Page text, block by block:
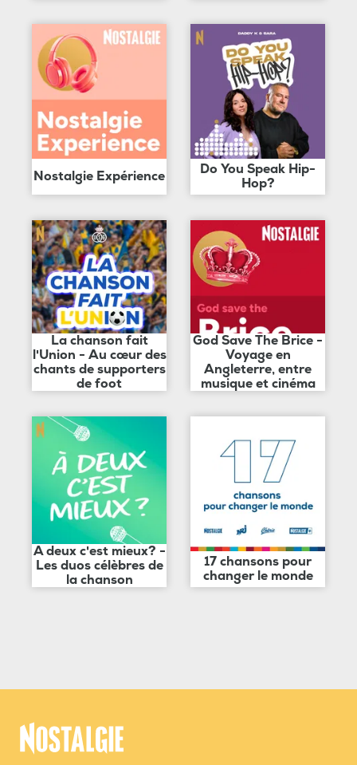
Nostalgie Expérience
Do You Speak Hip-
Hop?
La chanson fait
l'Union - Au cœur des
chants de supporters
de foot
God Save The Brice -
Voyage en
Angleterre, entre
musique et cinéma
A deux c'est mieux? -
Les duos célèbres de
la chanson
17 chansons pour
changer le monde